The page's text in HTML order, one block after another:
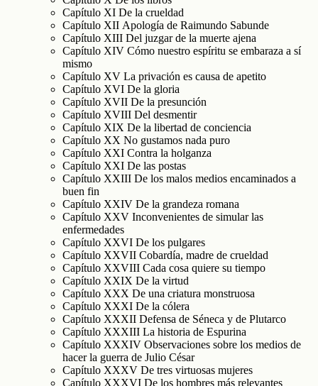
Capítulo XI De la crueldad
Capítulo XII Apología de Raimundo Sabunde
Capítulo XIII Del juzgar de la muerte ajena
Capítulo XIV Cómo nuestro espíritu se embaraza a sí
mismo
Capítulo XV La privación es causa de apetito
Capítulo XVI De la gloria
Capítulo XVII De la presunción
Capítulo XVIII Del desmentir
Capítulo XIX De la libertad de conciencia
Capítulo XX No gustamos nada puro
Capítulo XXI Contra la holganza
Capítulo XXI De las postas
Capítulo XXIII De los malos medios encaminados a
buen fin
Capítulo XXIV De la grandeza romana
Capítulo XXV Inconvenientes de simular las
enfermedades
Capítulo XXVI De los pulgares
Capítulo XXVII Cobardía, madre de crueldad
Capítulo XXVIII Cada cosa quiere su tiempo
Capítulo XXIX De la virtud
Capítulo XXX De una criatura monstruosa
Capítulo XXXI De la cólera
Capítulo XXXII Defensa de Séneca y de Plutarco
Capítulo XXXIII La historia de Espurina
Capítulo XXXIV Observaciones sobre los medios de
hacer la guerra de Julio César
Capítulo XXXV De tres virtuosas mujeres
Capítulo XXXVI De los hombres más relevantes